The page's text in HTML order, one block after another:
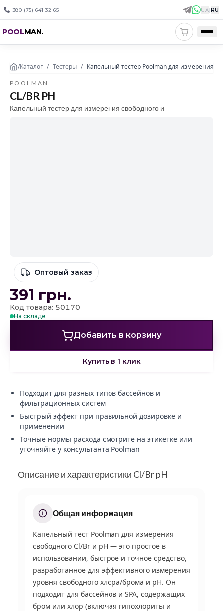
+380 (75) 641 32 65 UA|RU
POOLMAN.
/Каталог / Тестеры / Капельный тестер Poolman для измерения
POOLMAN
CL/BR PH
Капельный тестер для измерения свободного и
Оптовый заказ
391 грн.
Код товара: 50170
На складе
Добавить в корзину
Купить в 1 клик
Подходит для разных типов бассейнов и
фильтрационных систем
Быстрый эффект при правильной дозировке и
применении
Точные нормы расхода смотрите на этикетке или
уточняйте у консультанта Poolman
Описание и характеристики Cl/Br pH
Общая информация
Капельный тест Poolman для измерения
свободного Cl/Br и pH — это простое в
использовании, быстрое и точное средство,
разработанное для эффективного измерения
уровня свободного хлора/брома и pH. Он
подходит для бассейнов и SPA, содержащих
бром или хлор (включая гипохлориты и